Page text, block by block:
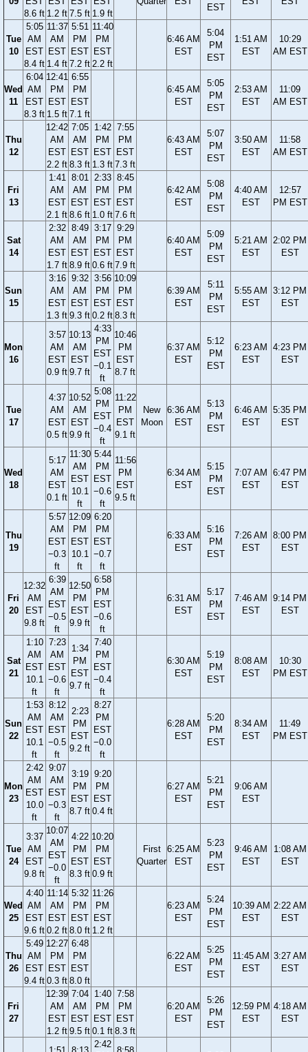
8.6 ft 1.2 ft 7.5 ft 1.9 ft
EST
Tue
10
5:05
AM
EST
8.4 ft
11:37
AM
EST
1.4 ft
5:51
PM
EST
7.2 ft
11:40
PM
EST
2.2 ft
6:46 AM
EST
5:04
PM
EST
1:51 AM
EST
10:29
AM EST
Wed
11
6:04
AM
EST
8.3 ft
12:41
PM
EST
1.5 ft
6:55
PM
EST
7.1 ft
6:45 AM
EST
5:05
PM
EST
2:53 AM
EST
11:09
AM EST
Thu
12
12:42
AM
EST
2.2 ft
7:05
AM
EST
8.3 ft
1:42
PM
EST
1.3 ft
7:55
PM
EST
7.3 ft
6:43 AM
EST
5:07
PM
EST
3:50 AM
EST
11:58
AM EST
Fri
13
1:41
AM
EST
2.1 ft
8:01
AM
EST
8.6 ft
2:33
PM
EST
1.0 ft
8:45
PM
EST
7.6 ft
6:42 AM
EST
5:08
PM
EST
4:40 AM
EST
12:57
PM EST
Sat
14
2:32
AM
EST
1.7 ft
8:49
AM
EST
8.9 ft
3:17
PM
EST
0.6 ft
9:29
PM
EST
7.9 ft
6:40 AM
EST
5:09
PM
EST
5:21 AM
EST
2:02 PM
EST
Sun
15
3:16
AM
EST
1.3 ft
9:32
AM
EST
9.3 ft
3:56
PM
EST
0.2 ft
10:09
PM
EST
8.3 ft
6:39 AM
EST
5:11
PM
EST
5:55 AM
EST
3:12 PM
EST
Mon
16
3:57
AM
EST
0.9 ft
10:13
AM
EST
9.7 ft
4:33
PM
EST
−0.1
ft
10:46
PM
EST
8.7 ft
6:37 AM
EST
5:12
PM
EST
6:23 AM
EST
4:23 PM
EST
Tue
17
4:37
AM
EST
0.5 ft
10:52
AM
EST
9.9 ft
5:08
PM
EST
−0.4
ft
11:22
PM
EST
9.1 ft
New
Moon
6:36 AM
EST
5:13
PM
EST
6:46 AM
EST
5:35 PM
EST
Wed
18
5:17
AM
EST
0.1 ft
11:30
AM
EST
10.1
ft
5:44
PM
EST
−0.6
ft
11:56
PM
EST
9.5 ft
6:34 AM
EST
5:15
PM
EST
7:07 AM
EST
6:47 PM
EST
Thu
19
5:57
AM
EST
−0.3
ft
12:09
PM
EST
10.1
ft
6:20
PM
EST
−0.7
ft
6:33 AM
EST
5:16
PM
EST
7:26 AM
EST
8:00 PM
EST
Fri
20
12:32
AM
EST
9.8 ft
6:39
AM
EST
−0.5
ft
12:50
PM
EST
9.9 ft
6:58
PM
EST
−0.6
ft
6:31 AM
EST
5:17
PM
EST
7:46 AM
EST
9:14 PM
EST
Sat
21
1:10
AM
EST
10.1
ft
7:23
AM
EST
−0.6
ft
1:34
PM
EST
9.7 ft
7:40
PM
EST
−0.4
ft
6:30 AM
EST
5:19
PM
EST
8:08 AM
EST
10:30
PM EST
Sun
22
1:53
AM
EST
10.1
ft
8:12
AM
EST
−0.5
ft
2:23
PM
EST
9.2 ft
8:27
PM
EST
−0.0
ft
6:28 AM
EST
5:20
PM
EST
8:34 AM
EST
11:49
PM EST
Mon
23
2:42
AM
EST
10.0
ft
9:07
AM
EST
−0.3
ft
3:19
PM
EST
8.7 ft
9:20
PM
EST
0.4 ft
6:27 AM
EST
5:21
PM
EST
9:06 AM
EST
Tue
24
3:37
AM
EST
9.8 ft
10:07
AM
EST
−0.0
ft
4:22
PM
EST
8.3 ft
10:20
PM
EST
0.9 ft
First
Quarter
6:25 AM
EST
5:23
PM
EST
9:46 AM
EST
1:08 AM
EST
Wed
25
4:40
AM
EST
9.6 ft
11:14
AM
EST
0.2 ft
5:32
PM
EST
8.0 ft
11:26
PM
EST
1.2 ft
6:23 AM
EST
5:24
PM
EST
10:39 AM
EST
2:22 AM
EST
Thu
26
5:49
AM
EST
9.4 ft
12:27
PM
EST
0.3 ft
6:48
PM
EST
8.0 ft
6:22 AM
EST
5:25
PM
EST
11:45 AM
EST
3:27 AM
EST
Fri
27
12:39
AM
EST
1.2 ft
7:04
AM
EST
9.5 ft
1:40
PM
EST
0.1 ft
7:58
PM
EST
8.3 ft
6:20 AM
EST
5:26
PM
EST
12:59 PM
EST
4:18 AM
EST
2:42